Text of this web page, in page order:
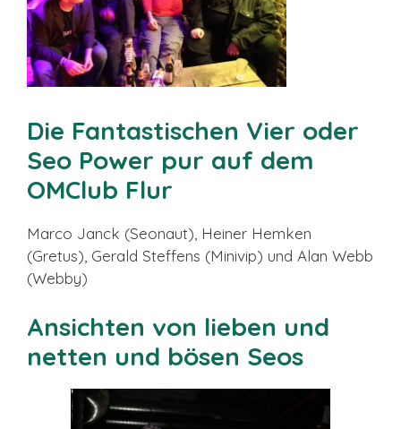
Die Fantastischen Vier oder
Seo Power pur auf dem
OMClub Flur
Marco Janck (Seonaut), Heiner Hemken
(Gretus), Gerald Steffens (Minivip) und Alan Webb
(Webby)
Ansichten von lieben und
netten und bösen Seos